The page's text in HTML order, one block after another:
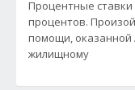
Процентные ставки
процентов.
помощи, оказанной
жилищному